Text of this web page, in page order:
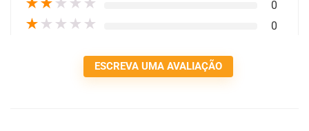
★★ ★ ★ ★ 0
★ ★ ★ ★ ★ 0
ESCREVA UMA AVALIAÇÃO